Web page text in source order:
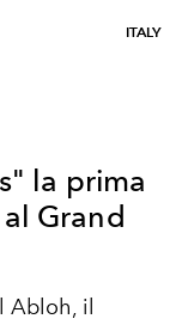
ITALY
la prima
Grand
Abloh, il